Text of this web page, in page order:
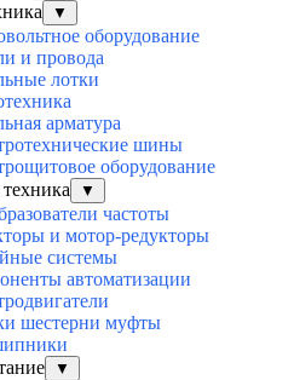
▼
оборудование
и провода
лотки
арматура
шины
оборудование
▼
частоты
и мотор-редукторы
системы
автоматизации
шестерни муфты
▼